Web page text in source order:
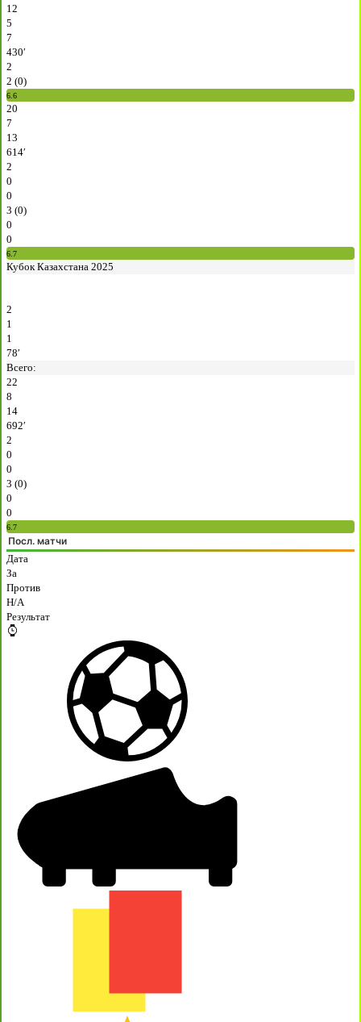
12
5
7
430′
2
2 (0)
6.6
20
7
13
614′
2
0
0
3 (0)
0
0
6.7
Кубок Казахстана 2025
2
1
1
78′
Всего:
22
8
14
692′
2
0
0
3 (0)
0
0
6.7
Посл. матчи
Дата
За
Против
H/A
Результат